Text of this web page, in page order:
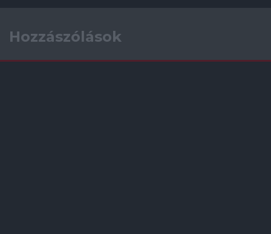
Hozzászólások